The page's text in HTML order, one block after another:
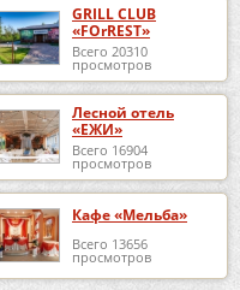
GRILL CLUB
«FOrREST»
Всего 20310
просмотров
Лесной отель
«ЕЖИ»
Всего 16904
просмотров
Кафе «Мельба»
Всего 13656
просмотров